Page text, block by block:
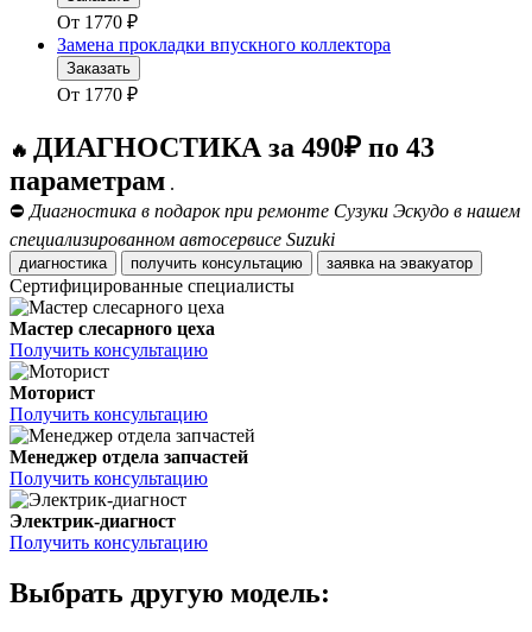
От 1770 ₽
Замена прокладки впускного коллектора
Заказать
От 1770 ₽
🔥 ДИАГНОСТИКА за 490₽ по 43
параметрам .
⛔ Диагностика в подарок при ремонте Сузуки Эскудо в нашем
специализированном автосервисе Suzuki
диагностика получить консультацию заявка на эвакуатор
Сертифицированные специалисты
Мастер слесарного цеха
Получить консультацию
Моторист
Получить консультацию
Менеджер отдела запчастей
Получить консультацию
Электрик-диагност
Получить консультацию
Выбрать другую модель: